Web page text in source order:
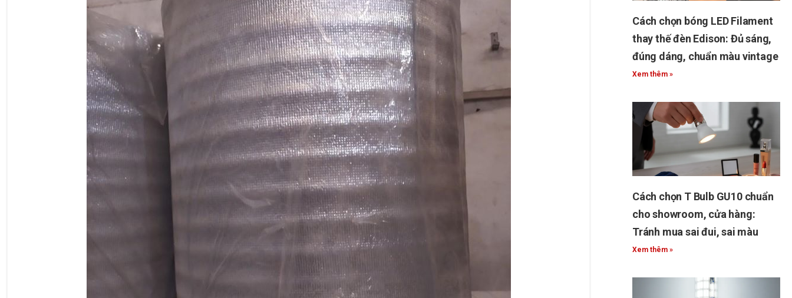
Cách chọn bóng LED Filament
thay thế đèn Edison: Đủ sáng,
đúng dáng, chuẩn màu vintage
Xem thêm »
Cách chọn T Bulb GU10 chuẩn
cho showroom, cửa hàng:
Tránh mua sai đui, sai màu
Xem thêm »